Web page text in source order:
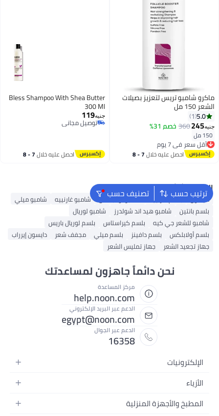
ماكرو شامبو تريس لتعزيز بصيلات
الشعر 150 مل
5.0
1
جنيه245
360 خصم 31%
150 ملأقل سعر في 7 يوم
توصيل مجاني
أقل سعر في 7 يوماحصل عليه خلال 7 - 8
Bless Shampoo With Shea Butter
300 Ml
جنيه119
توصيل مجاني
توصيل مجاني
احصل عليه خلال 7 - 8
ترتيب حسب تصنيف حسب البحث الشائع
دايسون بلسم غارنييه شامبو أولابلكس شامبو غارنييه
شامبو ميلي
بلسم بانتين
شامبو هيد اند شولدرز
شامبو لوريال
شامبو للشعر جي كيه
بلسم كيراستاس
بلسم لوريال باريس
بلسم أولابلكس
بلسم دافينز بلسم ميلي مجفف شعر
دايسون إيرراب
جهاز تجعيد الشعر
جهاز تمليس الشعر
نحن دائماً جاهزون لمساعدتك
مركز المساعدة
help.noon.com
الدعم عبر البريد الإلكتروني
egypt@noon.com
الدعم عبر الجوال
16358
الإلكترونيات
الهواتف المتحركة
أجهزة الكمبيوتر المحمولة
الأزياء
أزياء نسائية
المطبخ والأجهزة المنزلية